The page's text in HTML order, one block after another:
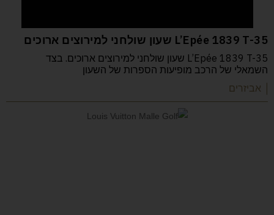
L’Epée 1839 T-35 שעון שולחני למירוצים ארוכים
L’Epée 1839 T-35 שעון שולחני למירוצים ארוכים. בצד
השמאלי של הרכב מופיעות הספרות של השעון
| אביזרים